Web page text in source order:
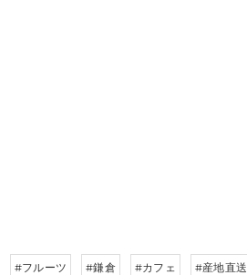
#フルーツ #鎌倉 #カフェ #産地直送